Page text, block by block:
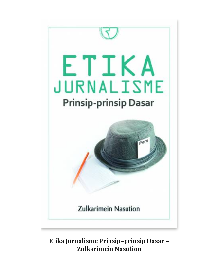
Etika Jurnalisme Prinsip-prinsip Dasar –
Zulkarimein Nasution